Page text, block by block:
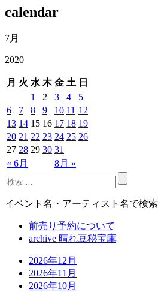
calendar
7月
2020
月 火 水 木 金 土 日
« 6月 8月 »
1 2 3 4
5
6
7 8 9 10 11 12
13 14 15 16 17 18 19
20 21 22 23 24 25 26
27 28 29 30 31
イベント名・アーティスト名で検索
前売り予約について
archive 晴れ豆秘宝庫
2026年12月
2026年11月
2026年10月